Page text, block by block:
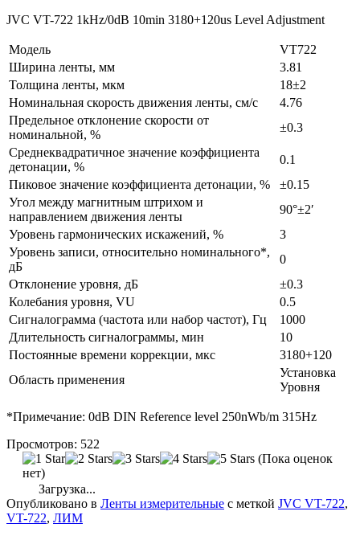
JVC VT-722 1kHz/0dB 10min 3180+120us Level Adjustment
Модель
VT722
Ширина ленты, мм
3.81
Толщина ленты, мкм
18±2
Номинальная скорость движения ленты, см/с
4.76
Предельное отклонение скорости от
номинальной, %
±0.3
Cреднеквадратичное значение коэффициента
детонации, %
0.1
Пиковое значение коэффициента детонации, %
±0.15
Угол между магнитным штрихом и
направлением движения ленты
90°±2′
Уровень гармонических искажений, %
3
Уровень записи, относительно номинального*,
дБ
0
Отклонение уровня, дБ
±0.3
Колебания уровня, VU
0.5
Сигналограмма (частота или набор частот), Гц
1000
Длительность сигналограммы, мин
10
Постоянные времени коррекции, мкс
3180+120
Область применения
Установка
Уровня
*Примечание: 0dB DIN Reference level 250nWb/m 315Hz
Просмотров: 522
(Пока оценок
нет)
Загрузка...
Опубликовано в Ленты измерительные с меткой JVC VT-722,
VT-722, ЛИМ